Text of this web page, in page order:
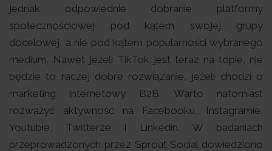
jednak odpowiednie dobranie platformy
społecznościowej pod kątem swojej grupy
docelowej, a nie pod kątem popularności wybranego
medium. Nawet jeżeli TikTok jest teraz na topie, nie
będzie to raczej dobre rozwiązanie, jeżeli chodzi o
marketing internetowy B2B. Warto natomiast
rozważyć aktywność na Facebooku, Instagramie,
Youtubie, Twitterze i Linkedin. W badaniach
przeprowadzonych przez Sprout Social dowiedziono